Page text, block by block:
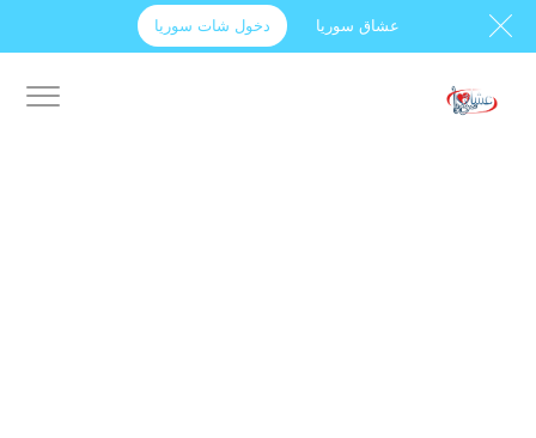
عشاق سوريا دخول شات سوريا